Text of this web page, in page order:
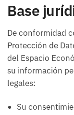
Base
De conformidad
Protección de
del Espacio
su información
legales:
Su